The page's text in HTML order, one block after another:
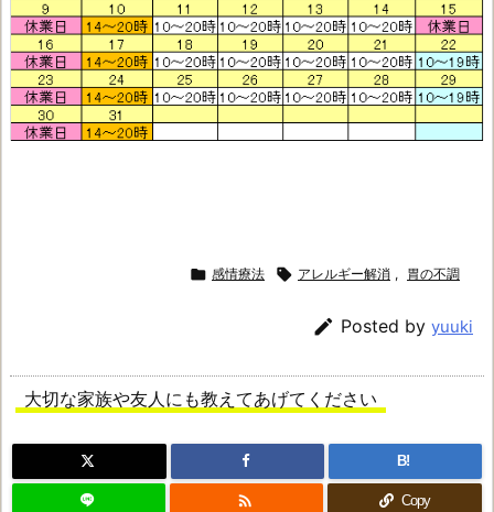
 感情療法  アレルギー解消 , 胃の不調
 Posted by yuuki
大切な家族や友人にも教えてあげてください
B!
 Copy